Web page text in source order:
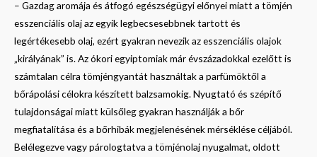
– Gazdag aromája és átfogó egészségügyi előnyei miatt a tömjén
esszenciális olaj az egyik legbecsesebbnek tartott és
legértékesebb olaj, ezért gyakran nevezik az esszenciális olajok
„királyának” is. Az ókori egyiptomiak már évszázadokkal ezelőtt is
számtalan célra tömjéngyantát használtak a parfümöktől a
bőrápolási célokra készített balzsamokig. Nyugtató és szépítő
tulajdonságai miatt külsőleg gyakran használják a bőr
megfiatalítása és a bőrhibák megjelenésének mérséklése céljából.
Belélegezve vagy párologtatva a tömjénolaj nyugalmat, oldott